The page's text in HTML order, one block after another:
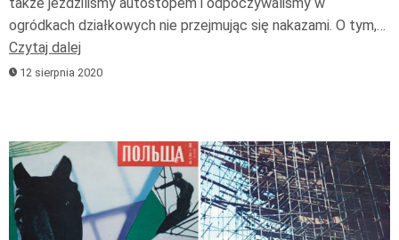
ogródkach działkowych nie przejmując się nakazami. O tym,…
Czytaj dalej
12 sierpnia 2020
Odtwarzacz
plików
dźwiękowych